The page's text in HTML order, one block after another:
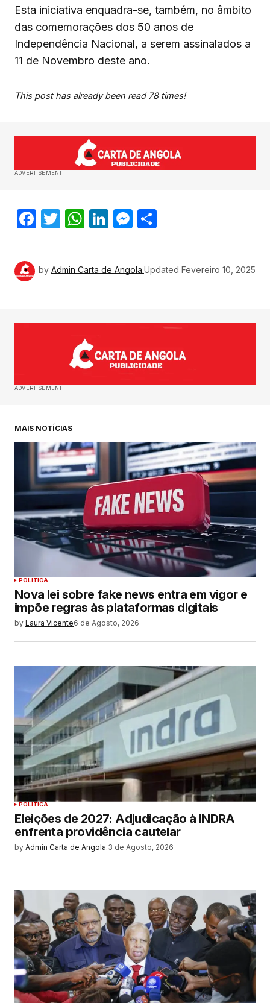
Esta iniciativa enquadra-se, também, no âmbito
das comemorações dos 50 anos de
Independência Nacional, a serem assinalados a
11 de Novembro deste ano.
This post has already been read 78 times!
ADVERTISEMENT
Facebook
Twitter
WhatsApp
LinkedIn
Messenger
by Admin Carta de Angola.Updated Fevereiro 10, 2025
ADVERTISEMENT
MAIS NOTÍCIAS
POLITICA
Nova lei sobre fake news entra em vigor e
impõe regras às plataformas digitais
by Laura Vicente6 de Agosto, 2026
POLITICA
Eleições de 2027: Adjudicação à INDRA
enfrenta providência cautelar
by Admin Carta de Angola.3 de Agosto, 2026